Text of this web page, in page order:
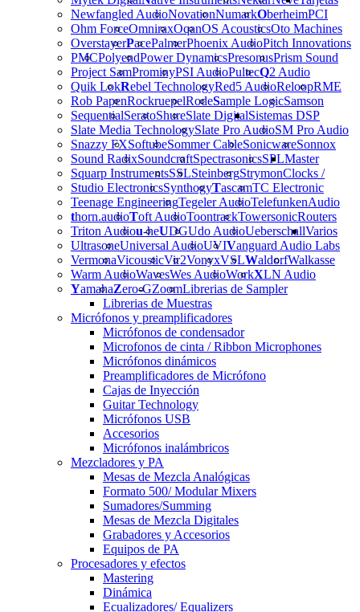
Newfangled AudioNovationNumarkOberheim
Ohm ForceOmniraxOqanOS AcousticsOto Machines
OverstayerPacePalmerPhoenix AudioPitch Innovations
PMCPolyendPower DynamicsPresonusPrism Sound
Project SamProminyPSI AudioPultecQ2 Audio
Quik LokRebel TechnologyRed5 AudioReloopRME
Rob PapenRockruepelRodeSample LogicSamson
SequentialSeratoShureSlate Digital
Slate Media TechnologySlate Pro AudioSM Pro Audio
Snazzy FXSoftubeSommer CableSonicwareSonnox
Sound RadixSoundcraftSpectrasonicsSPL
Squarp InstrumentsSSLSteinbergStrymon
Studio ElectronicsSynthogyTascamTC Electronic
Teenage EngineeringTegeler AudioTelefunken
thorn.audioToft AudioToontrackTowersonic
Triton Audiou-heUDGUdo AudioUeberschall
UltrasoneUniversal AudioUVIVanguard Audio Labs
VermonaVicousticVir2VonyxVSLWaldorfWalkasse
Warm AudioWavesWes AudioWorkXLN Audio
YamahaZero-GZoom
PCI
Sistemas DSP
Master
Clocks /
Audio
Routers
Varios
Librerias de Sampler
Librerias de Muestras
Micrófonos y preamplificadores
Micrófonos de condensador
Microfonos de cinta / Ribbon Microphones
Micrófonos dinámicos
Preamplificadores de Micrófono
Cajas de Inyección
Guitar Technology
Micrófonos USB
Accesorios
Micrófonos inalámbricos
Mezcladores y PA
Mesas de Mezcla Analógicas
Formato 500/ Modular Mixers
Sumadores/Summing
Mesas de Mezcla Digitales
Grabadores y Accesorios
Equipos de PA
Procesadores y efectos
Mastering
Dinámica
Ecualizadores/ Equalizers